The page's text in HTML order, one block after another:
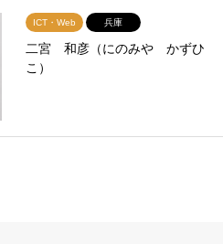
ICT・Web 兵庫
二宮 和彦（にのみや かずひ
こ）